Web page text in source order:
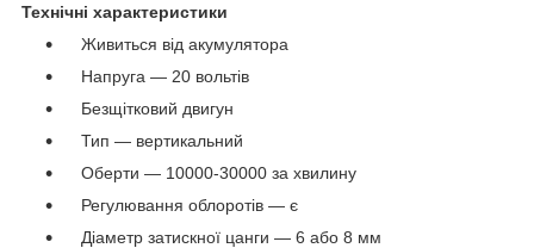
Технічні характеристики
Живиться від акумулятора
Напруга — 20 вольтів
Безщітковий двигун
Тип — вертикальний
Оберти — 10000-30000 за хвилину
Регулювання облоротів — є
Діаметр затискної цанги — 6 або 8 мм